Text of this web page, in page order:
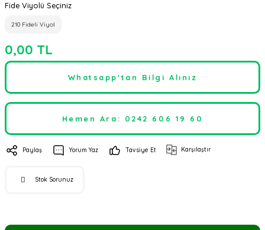
Fide Viyolü Seçiniz
210 Fideli Viyol
0,00 TL
Whatsapp'tan Bilgi Alınız
Hemen Ara: 0242 606 19 60
Paylaş Yorum Yaz Tavsiye Et Karşılaştır
Stok Sorunuz